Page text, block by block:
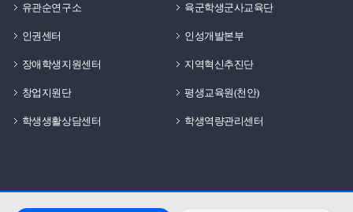
유관순연구소 육군학생군사교육단
인권센터 인성개발본부
장애학생지원센터 지역혁신추진단
창업지원단 평생교육원(천안)
학생생활상담센터 학생역량관리센터